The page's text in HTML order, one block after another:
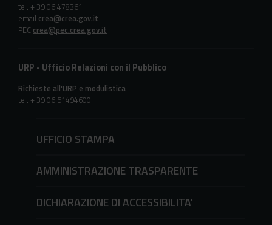
tel. + 39 06 478361
email crea@crea.gov.it
PEC crea@pec.crea.gov.it
URP - Ufficio Relazioni con il Pubblico
Richieste all'URP e modulistica
tel. + 39 06 51494600
UFFICIO STAMPA
AMMINISTRAZIONE TRASPARENTE
DICHIARAZIONE DI ACCESSIBILITA'